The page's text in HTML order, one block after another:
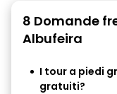
8 Domande
Albufeira
I tour a piedi
gratuiti?